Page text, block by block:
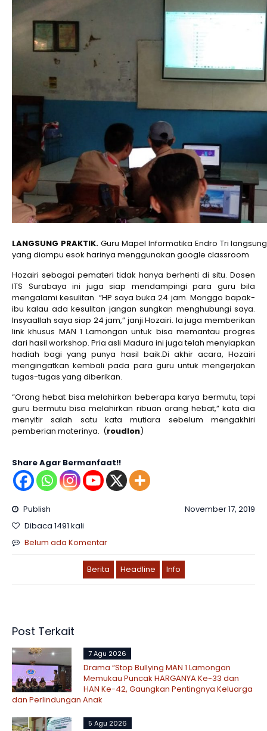
LANGSUNG PRAKTIK.Guru Mapel Informatika Endro Tri
yang diampu esok harinya menggunakan google classroom
Hozairi sebagai pemateri tidak hanya berhenti di situ. Dosen
ITS Surabaya ini juga siap mendampingi para guru bila
mengalami kesulitan. “HP saya buka 24 jam. Monggo bapak-
ibu kalau ada kesulitan jangan sungkan menghubungi saya.
Insyaallah saya siap 24 jam,” janji Hozairi. Ia juga memberikan
link khusus MAN 1 Lamongan untuk bisa memantau progres
dari hasil workshop. Pria asli Madura ini juga telah menyiapkan
hadiah bagi yang punya hasil baik.Di akhir acara, Hozairi
mengingatkan kembali pada para guru untuk mengerjakan
tugas-tugas yang diberikan.
“Orang hebat bisa melahirkan beberapa karya bermutu, tapi
guru bermutu bisa melahirkan ribuan orang hebat,” kata dia
menyitir salah satu kata mutiara sebelum mengakhiri
pemberian materinya. (roudlon)
Share Agar Bermanfaat!!
Publish
November 17, 2019
Dibaca 1491 kali
Belum ada Komentar
Berita Headline Info
Post Terkait
7 Agu 2026
Drama “Stop Bullying MAN 1 Lamongan
Memukau Puncak HARGANYA Ke-33 dan
HAN Ke-42, Gaungkan Pentingnya Keluarga
dan Perlindungan Anak
5 Agu 2026